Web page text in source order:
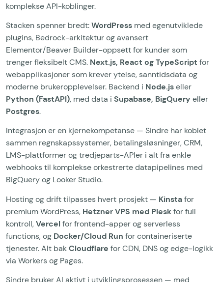
komplekse API-koblinger.
Stacken spenner bredt:WordPress med egenutviklede
plugins, Bedrock-arkitektur og avansert
Elementor/Beaver Builder-oppsett for kunder som
trenger fleksibelt CMS. Next.js, React og TypeScript for
webapplikasjoner som krever ytelse, sanntidsdata og
moderne brukeropplevelser. Backend i Node.jseller
Python (FastAPI), med data i Supabase, BigQuery eller
Postgres.
Integrasjon er en kjernekompetanse — Sindre har koblet
sammen regnskapssystemer, betalingsløsninger, CRM,
LMS-plattformer og tredjeparts-APIer i alt fra enkle
webhooks til komplekse orkestrerte datapipelines med
BigQuery og Looker Studio.
Hosting og drift tilpasses hvert prosjekt — Kinstafor
premium WordPress, Hetzner VPS med Pleskfor full
kontroll,Vercel for frontend-apper og serverless
functions, og Docker/Cloud Run for containeriserte
tjenester. Alt bakCloudflare for CDN, DNS og edge-logikk
via Workers og Pages.
Sindre bruker AI aktivt i utviklingsprosessen — med